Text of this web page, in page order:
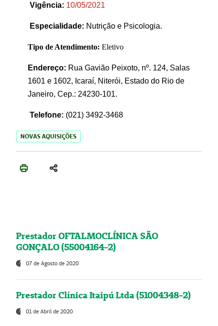
Vigência: 10/05/2021
Especialidade: Nutrição e Psicologia.
Tipo de Atendimento: Eletivo
Endereço: Rua Gavião Peixoto, nº. 124, Salas
1601 e 1602, Icaraí, Niterói, Estado do Rio de
Janeiro, Cep.: 24230-101.
Telefone: (021) 3492-3468
NOVAS AQUISIÇÕES
Prestador OFTALMOCLÍNICA SÃO
GONÇALO (55004164-2)
07 de Agosto de 2020
Prestador Clínica Itaipú Ltda (51004348-2)
01 de Abril de 2020